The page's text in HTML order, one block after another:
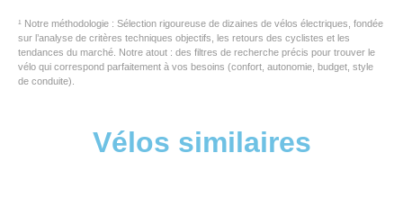
¹ Notre méthodologie : Sélection rigoureuse de dizaines de vélos électriques, fondée
sur l’analyse de critères techniques objectifs, les retours des cyclistes et les
tendances du marché. Notre atout : des filtres de recherche précis pour trouver le
vélo qui correspond parfaitement à vos besoins (confort, autonomie, budget, style
de conduite).
Vélos similaires